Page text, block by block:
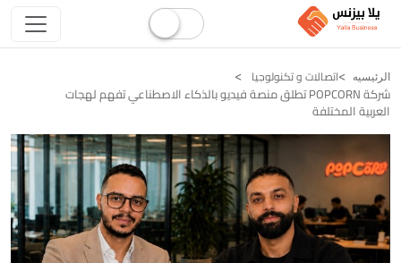
الرئيسيه اتصالات و تكنولوجيا
شركة POPCORN تطلق منصة فيديو بالذكاء الاصطناعي تفهم لهجات
العربية المختلفة